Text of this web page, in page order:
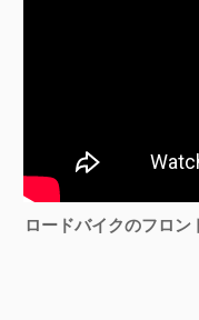
ロードバイクのフロ